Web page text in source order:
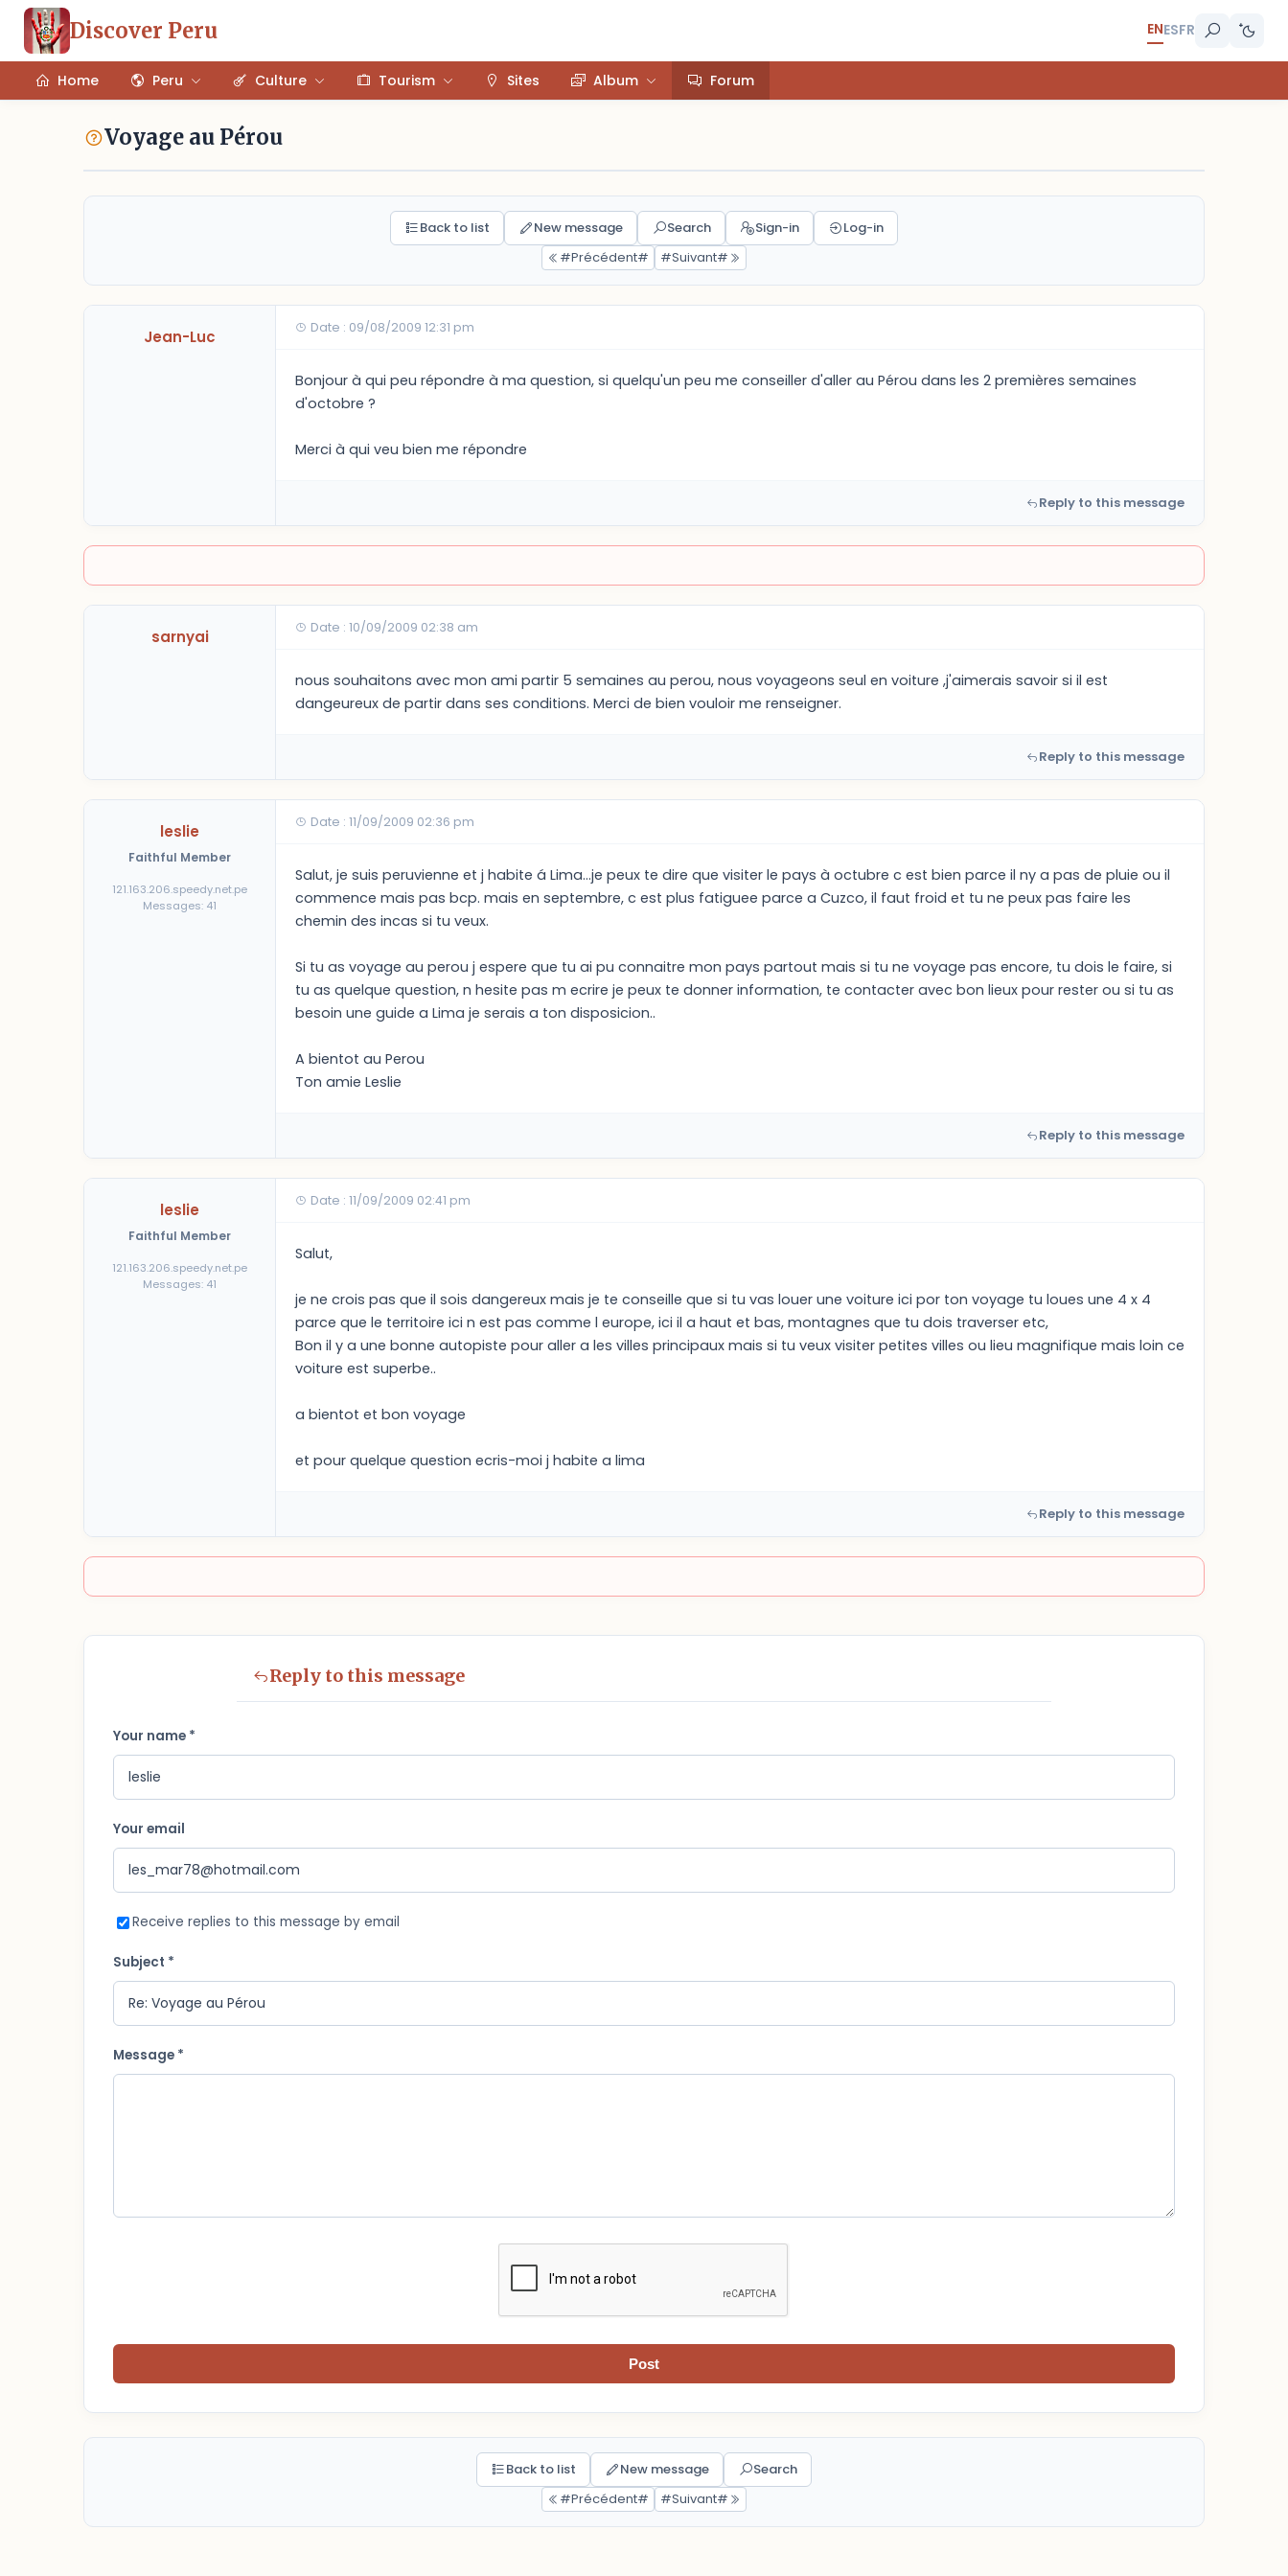
Discover Peru ENESFR
Home Peru Culture Tourism Sites Album Forum
Voyage au Pérou
Back to list New message Search Sign-in
Log-in
#Précédent#
#Suivant#
Jean-Luc Date : 09/08/2009 12:31 pm
Bonjour à qui peu répondre à ma question, si quelqu'un peu me conseiller d'aller au Pérou dans les 2 premières semaines
d'octobre ?
Merci à qui veu bien me répondre
Reply to this message
sarnyai Date : 10/09/2009 02:38 am
nous souhaitons avec mon ami partir 5 semaines au perou, nous voyageons seul en voiture ,j'aimerais savoir si il est
dangeureux de partir dans ses conditions. Merci de bien vouloir me renseigner.
Reply to this message
leslie
Faithful Member
121.163.206.speedy.net.pe
Messages: 41
Date : 11/09/2009 02:36 pm
Salut, je suis peruvienne et j habite á Lima...je peux te dire que visiter le pays à octubre c est bien parce il ny a pas de pluie ou il
commence mais pas bcp. mais en septembre, c est plus fatiguee parce a Cuzco, il faut froid et tu ne peux pas faire les
chemin des incas si tu veux.
Si tu as voyage au perou j espere que tu ai pu connaitre mon pays partout mais si tu ne voyage pas encore, tu dois le faire, si
tu as quelque question, n hesite pas m ecrire je peux te donner information, te contacter avec bon lieux pour rester ou si tu as
besoin une guide a Lima je serais a ton disposicion..
A bientot au Perou
Ton amie Leslie
Reply to this message
leslie
Faithful Member
121.163.206.speedy.net.pe
Messages: 41
Date : 11/09/2009 02:41 pm
Salut,
je ne crois pas que il sois dangereux mais je te conseille que si tu vas louer une voiture ici por ton voyage tu loues une 4 x 4
parce que le territoire ici n est pas comme l europe, ici il a haut et bas, montagnes que tu dois traverser etc,
Bon il y a une bonne autopiste pour aller a les villes principaux mais si tu veux visiter petites villes ou lieu magnifique mais loin ce
voiture est superbe..
a bientot et bon voyage
et pour quelque question ecris-moi j habite a lima
Reply to this message
Reply to this message
Your name *
Your email
Receive replies to this message by email
Subject *
Message *
Post
Back to list New message
Search
#Précédent#
#Suivant#